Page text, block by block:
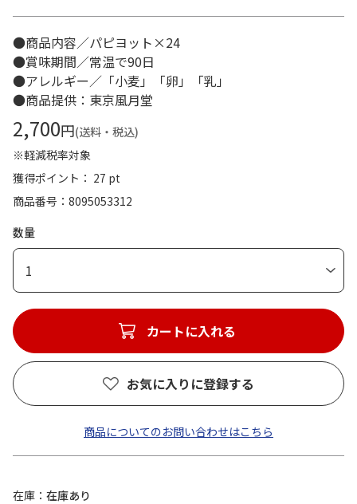
●商品内容／パピヨット×24
●賞味期間／常温で90日
●アレルギー／「小麦」「卵」「乳」
●商品提供：東京風月堂
2,700円(送料・税込)
※軽減税率対象
獲得ポイント： 27 pt
商品番号
8095053312
数量
1
カートに入れる
お気に入りに登録する
商品についてのお問い合わせはこちら
在庫
在庫あり